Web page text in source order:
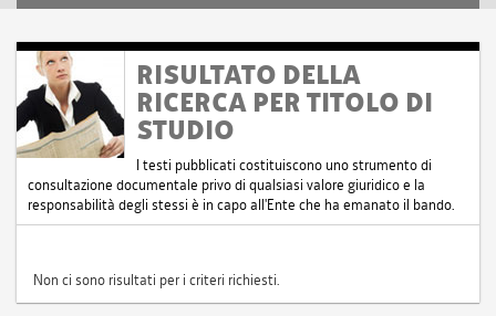
RISULTATO DELLA
RICERCA PER TITOLO DI
STUDIO
I testi pubblicati costituiscono uno strumento di
consultazione documentale privo di qualsiasi valore giuridico e la
responsabilità degli stessi è in capo all'Ente che ha emanato il bando.
Non ci sono risultati per i criteri richiesti.